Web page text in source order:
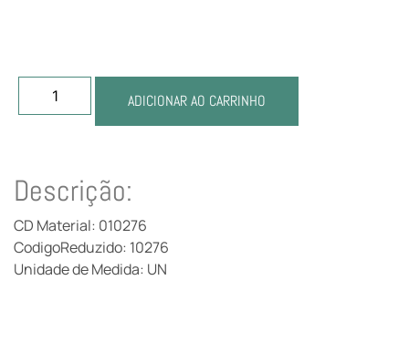
ADICIONAR AO CARRINHO
Descrição:
CD Material: 010276
CodigoReduzido: 10276
Unidade de Medida: UN